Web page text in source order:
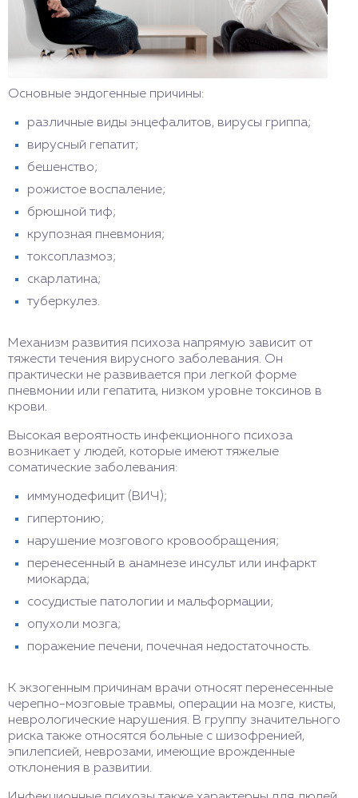
Основные эндогенные причины:
различные виды энцефалитов, вирусы гриппа;
вирусный гепатит;
бешенство;
рожистое воспаление;
брюшной тиф;
крупозная пневмония;
токсоплазмоз;
скарлатина;
туберкулез.
Механизм развития психоза напрямую зависит от
тяжести течения вирусного заболевания. Он
практически не развивается при легкой форме
пневмонии или гепатита, низком уровне токсинов в
крови.
Высокая вероятность инфекционного психоза
возникает у людей, которые имеют тяжелые
соматические заболевания:
иммунодефицит (ВИЧ);
гипертонию;
нарушение мозгового кровообращения;
перенесенный в анамнезе инсульт или инфаркт
миокарда;
сосудистые патологии и мальформации;
опухоли мозга;
поражение печени, почечная недостаточность.
К экзогенным причинам врачи относят перенесенные
черепно-мозговые травмы, операции на мозге, кисты,
неврологические нарушения. В группу значительного
риска также относятся больные с шизофренией,
эпилепсией, неврозами, имеющие врожденные
отклонения в развитии.